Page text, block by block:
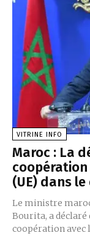
VITRINE INFO
Maroc : La
coopération
(UE) dans
Le ministre
Bourita, a déclaré
coopération avec